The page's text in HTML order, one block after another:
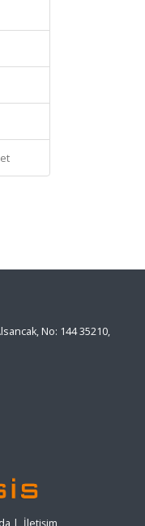
No: 144 35210,
| İletişim